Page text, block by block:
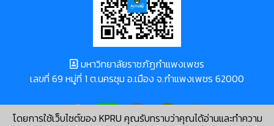
โดยการใช้เว็บไซต์ของ KPRU คุณรับทราบว่าคุณได้อ่านและทำความ
มหาวิทยาลัยราชภัฏกำแพงเพชร
เลขที่ 69 หมู่ที่ 1 ต.นครชุม อ.เมือง จ.กำแพงเพชร 62000